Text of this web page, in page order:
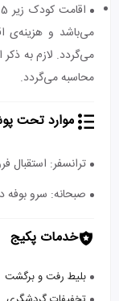
می‌گردد. لازم به
محاسبه می‌گردد.
موارد تحت
ترانسفر: استقبال
صبحانه: سرو بوفه
خدمات پکیج
بلیط رفت و برگشت